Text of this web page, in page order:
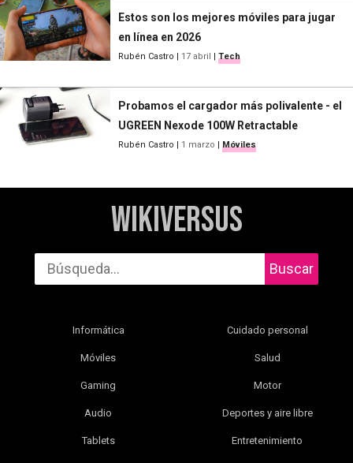
Estos son los mejores móviles para jugar
en línea en 2026
Rubén Castro | 17 abril | Tech
Probamos el cargador más polivalente - el
UGREEN Nexode 100W Retractable
Rubén Castro | 1 marzo | Móviles
WikiVersus
Buscar
Informática
Móviles
Gaming
Audio
Tablets
Cuidado personal
Salud
Motor
Deportes y aire libre
Entretenimiento